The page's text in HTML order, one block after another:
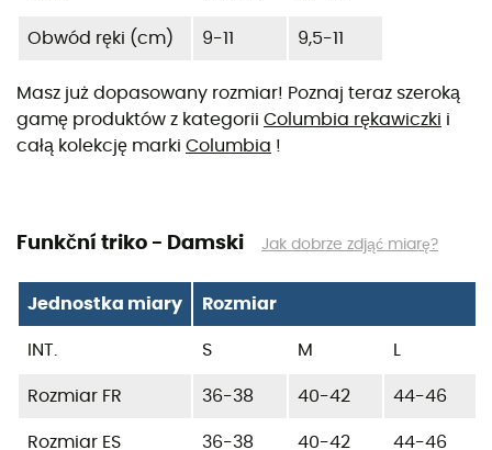
Obwód ręki (cm) 9-11 9,5-11
Masz już dopasowany rozmiar! Poznaj teraz szeroką
gamę produktów z kategorii Columbia rękawiczki i
całą kolekcję marki Columbia !
Funkční triko - Damski Jak dobrze zdjąć miarę?
Jednostka miary Rozmiar
INT. S M
Rozmiar FR 36-38 40-42 44-46
Rozmiar ES 36-38 40-42 44-46